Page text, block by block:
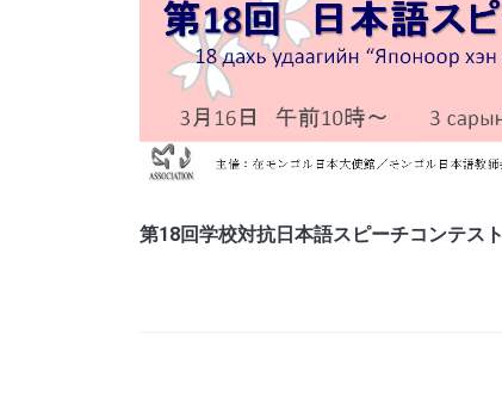
第18回学校対抗日本語スピーチコンテスト